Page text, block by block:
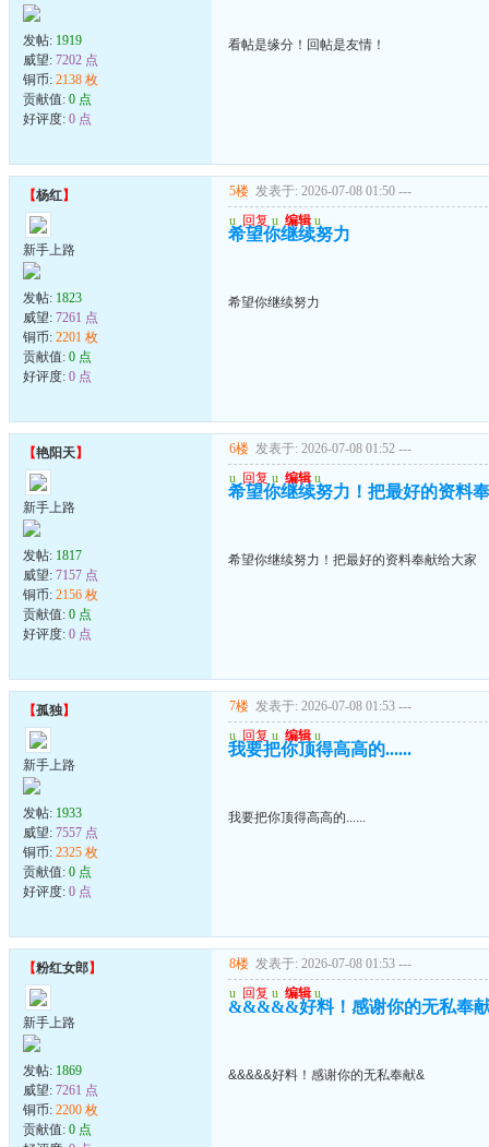
发帖: 1919
威望: 7202 点
铜币: 2138 枚
贡献值: 0 点
好评度: 0 点
看帖是缘分！回帖是友情！
【杨红】
新手上路
发帖: 1823
威望: 7261 点
铜币: 2201 枚
贡献值: 0 点
好评度: 0 点
5楼 发表于: 2026-07-08 01:50 ---
u 回复 u 编辑 u
希望你继续努力
希望你继续努力
【艳阳天】
新手上路
发帖: 1817
威望: 7157 点
铜币: 2156 枚
贡献值: 0 点
好评度: 0 点
6楼 发表于: 2026-07-08 01:52 ---
u 回复 u 编辑 u
希望你继续努力！把最好的资料
希望你继续努力！把最好的资料奉献给大家
【孤独】
新手上路
发帖: 1933
威望: 7557 点
铜币: 2325 枚
贡献值: 0 点
好评度: 0 点
7楼 发表于: 2026-07-08 01:53 ---
u 回复 u 编辑 u
我要把你顶得高高的......
我要把你顶得高高的......
【粉红女郎】
新手上路
发帖: 1869
威望: 7261 点
铜币: 2200 枚
贡献值: 0 点
8楼 发表于: 2026-07-08 01:53 ---
u 回复 u 编辑 u
&&&&&好料！感谢你的无私奉
&&&&&好料！感谢你的无私奉献&